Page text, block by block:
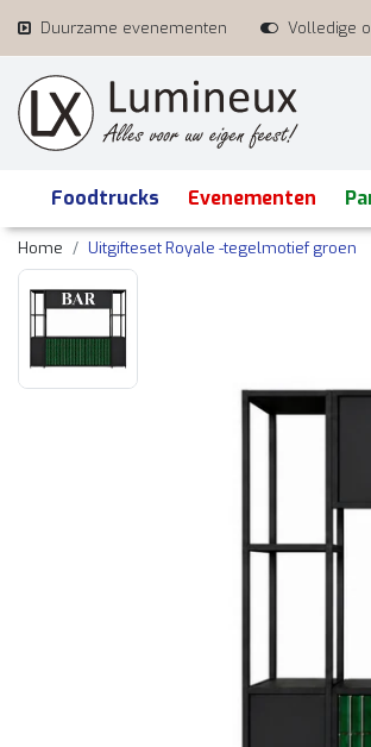
Duurzame evenementen Volledige
Foodtrucks Evenementen
Home Uitgifteset Royale -tegelmotief groen